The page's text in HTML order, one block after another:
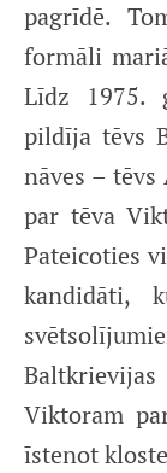
pagrīdē.
formāli
Līdz 1975.
pildīja tēvs
nāves –
par tēva
Pateicoties
kandidāti,
Viktoram
īstenot